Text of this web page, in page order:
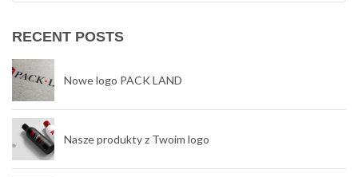
RECENT POSTS
Nowe logo PACK LAND
Nasze produkty z Twoim logo